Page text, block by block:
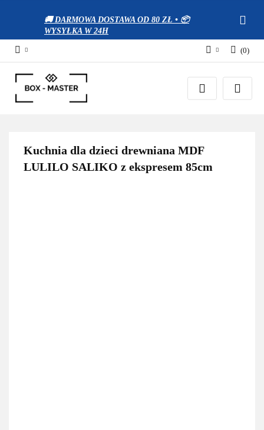
🚚 DARMOWA DOSTAWA OD 80 ZŁ • 📦
WYSYŁKA W 24H
Zaloguj się
Zarejestruj się
(0)
Kuchnia dla dzieci drewniana MDF
LULILO SALIKO z ekspresem 85cm